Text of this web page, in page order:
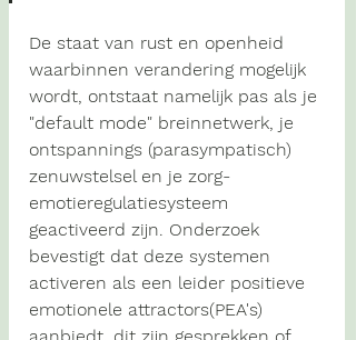
De staat van rust en openheid
waarbinnen verandering mogelijk
wordt, ontstaat namelijk pas als je
"default mode" breinnetwerk, je
ontspannings (parasympatisch)
zenuwstelsel en je zorg-
emotieregulatiesysteem
geactiveerd zijn. Onderzoek
bevestigt dat deze systemen
activeren als een leider positieve
emotionele attractors(PEA's)